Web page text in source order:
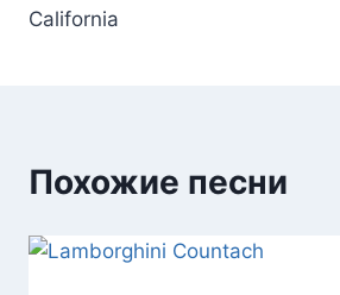
California
Похожие песни